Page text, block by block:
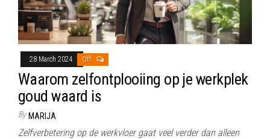
28 March 2024 Off
Waarom zelfontplooiing op je werkplek
goud waard is
By MARIJA
Zelfverbetering op de werkvloer gaat veel verder dan alleen